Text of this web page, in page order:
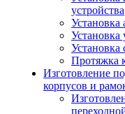
устройства
Установка
Установка
Установка
Протяжка
Изготовление
корпусов и